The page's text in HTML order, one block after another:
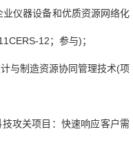
仪器设备和优质资源网络化
12；参与)；
与制造资源协同管理技术(项
攻关项目：快速响应客户需